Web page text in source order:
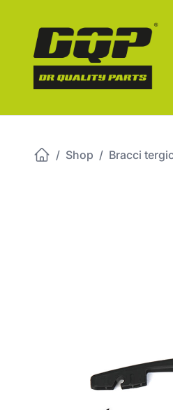
/ Shop / Bracci